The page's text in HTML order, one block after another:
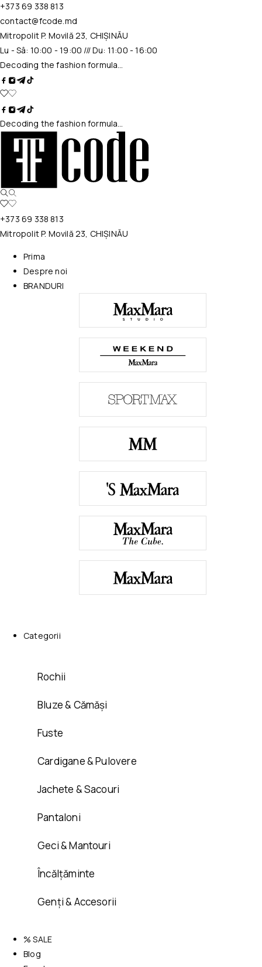
+373 69 338 813
contact@fcode.md
Mitropolit P. Movilă 23, CHIȘINĂU
Lu - Sâ: 10:00 - 19:00 /// Du: 11:00 - 16:00
Decoding the fashion formula…
Decoding the fashion formula…
+373 69 338 813
Mitropolit P. Movilă 23, CHIȘINĂU
Prima
Despre noi
BRANDURI
Categorii
Rochii
Bluze & Cămăși
Fuste
Cardigane & Pulovere
Jachete & Sacouri
Pantaloni
Geci & Mantouri
Încălțăminte
Genți & Accesorii
% SALE
Blog